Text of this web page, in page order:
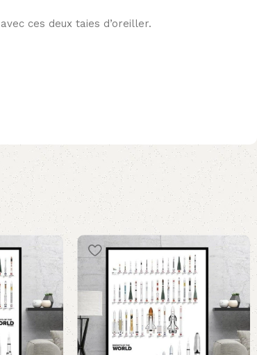
avec ces deux taies d’oreiller.